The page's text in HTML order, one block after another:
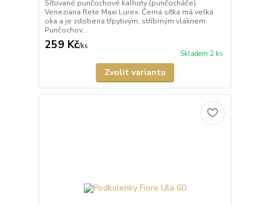
Síťované punčochové kalhoty (punčocháče)
Veneziana Rete Maxi Lurex. Černá síťka má velká
oka a je zdobena třpytivým, stříbrným vláknem.
Punčochov...
259 Kč/ks
Skladem 2 ks
Zvolit variantu